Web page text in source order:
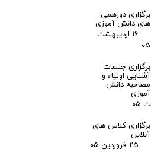
برگزاری دورهمی
های دانش آموزی
۱۶ اردیبهشت
۰۵
برگزاری جلسات
آشنایی اولیاء و
مصاحبه دانش
آموزی
برگزاری کلاس های
آنلاین
۲۵ فروردین ۰۵